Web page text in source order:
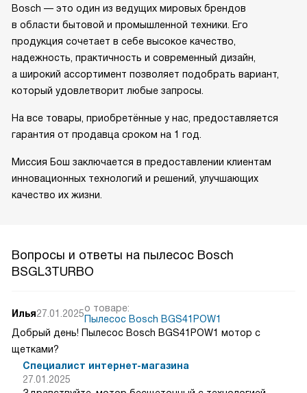
Bosch — это один из ведущих мировых брендов
в области бытовой и промышленной техники. Его
продукция сочетает в себе высокое качество,
надежность, практичность и современный дизайн,
а широкий ассортимент позволяет подобрать вариант,
который удовлетворит любые запросы.
На все товары, приобретённые у нас, предоставляется
гарантия от продавца сроком на 1 год.
Миссия Бош заключается в предоставлении клиентам
инновационных технологий и решений, улучшающих
качество их жизни.
Вопросы и ответы на пылесос Bosch
BSGL3TURBO
Илья27.01.2025о товаре:
Пылесос Bosch BGS41POW1
Добрый день! Пылесос Bosch BGS41POW1 мотор с
щетками?
Специалист интернет-магазина
27.01.2025